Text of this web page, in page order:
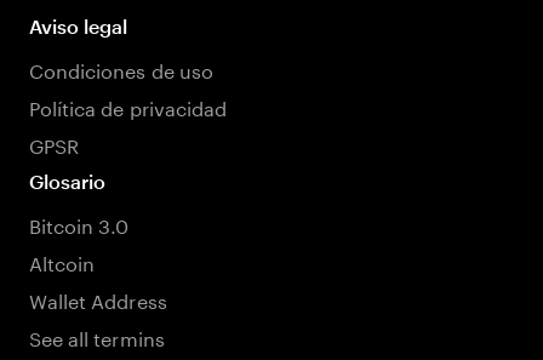
Aviso legal
Condiciones de uso
Política de privacidad
GPSR
Glosario
Bitcoin 3.0
Altcoin
Wallet Address
See all termins